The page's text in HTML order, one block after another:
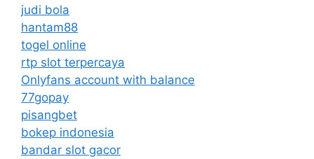
judi bola
hantam88
togel online
rtp slot terpercaya
Onlyfans account with balance
77gopay
pisangbet
bokep indonesia
bandar slot gacor